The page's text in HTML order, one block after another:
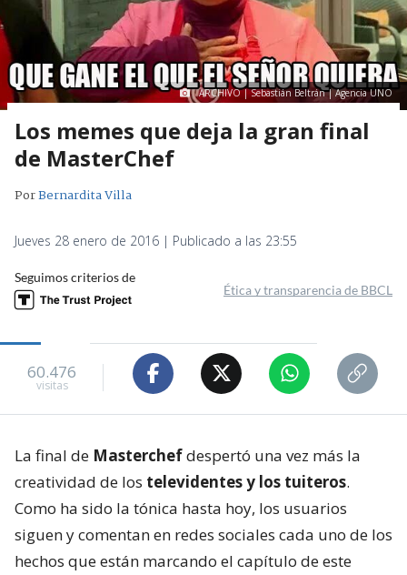
ARCHIVO | Sebastián Beltrán | Agencia UNO
Los memes que deja la gran final
de MasterChef
PorBernardita Villa
Jueves 28 enero de 2016 | Publicado a las 23:55
Seguimos criterios de
Ética y transparencia de BBCL
60.476
visitas
La final de Masterchefdespertó una vez más la
creatividad de los televidentes y los tuiteros.
Como ha sido la tónica hasta hoy, los usuarios
siguen y comentan en redes sociales cada uno de los
hechos que están marcando el capítulo de este